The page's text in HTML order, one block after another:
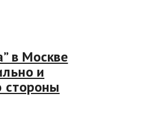
в Москве
и
стороны